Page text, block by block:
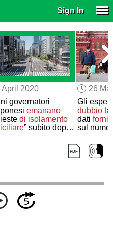
Sign In
April 2020
governatori
emanano
di isolamento
” subito dopo
26
Gli
dubbiola
dati forniti
sul